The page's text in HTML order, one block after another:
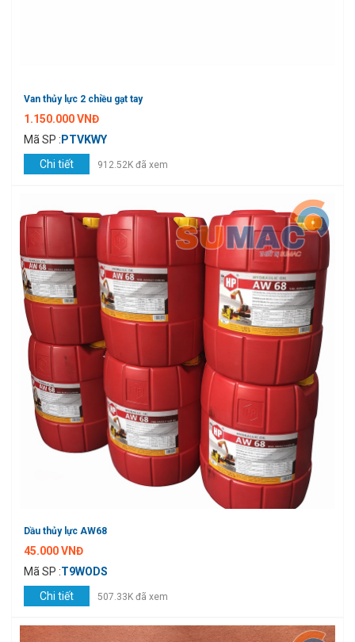
Van thủy lực 2 chiều gạt tay
1.150.000 VNĐ
Mã SP : PTVKWY
Chi tiết
912.52K đã xem
Dầu thủy lực AW68
45.000 VNĐ
Mã SP :T9WODS
Chi tiết
507.33K đã xem